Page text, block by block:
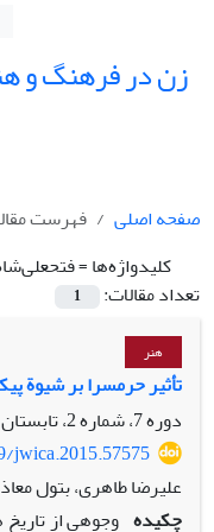
زن در فرهنگ و
صفحه اصلی
فهرست
کلیدواژه‌ها =
تعداد مقالات:
1
هنر
تأثیر حرمسرا بر شیوة
دوره 7، شماره 2، تابستان 1394، صفحه
jwica.2015.57575
علیرضا طاهری، بتول
چکیده وجوهی از